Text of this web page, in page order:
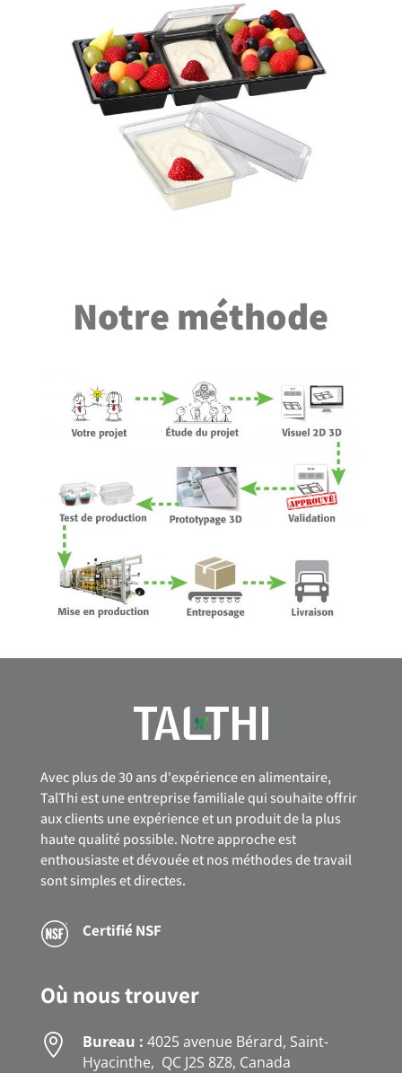
Notre méthode
Avec plus de 30 ans d'expérience en alimentaire,
TalThi est une entreprise familiale qui souhaite offrir
aux clients une expérience et un produit de la plus
haute qualité possible. Notre approche est
enthousiaste et dévouée et nos méthodes de travail
sont simples et directes.
Certifié NSF
Où nous trouver
 Bureau : 4025 avenue Bérard, Saint-
Hyacinthe, QC J2S 8Z8, Canada